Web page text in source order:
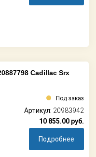
Cadillac Srx
Под заказ
Артикул: 20983942
10 855.00 руб.
Подробнее